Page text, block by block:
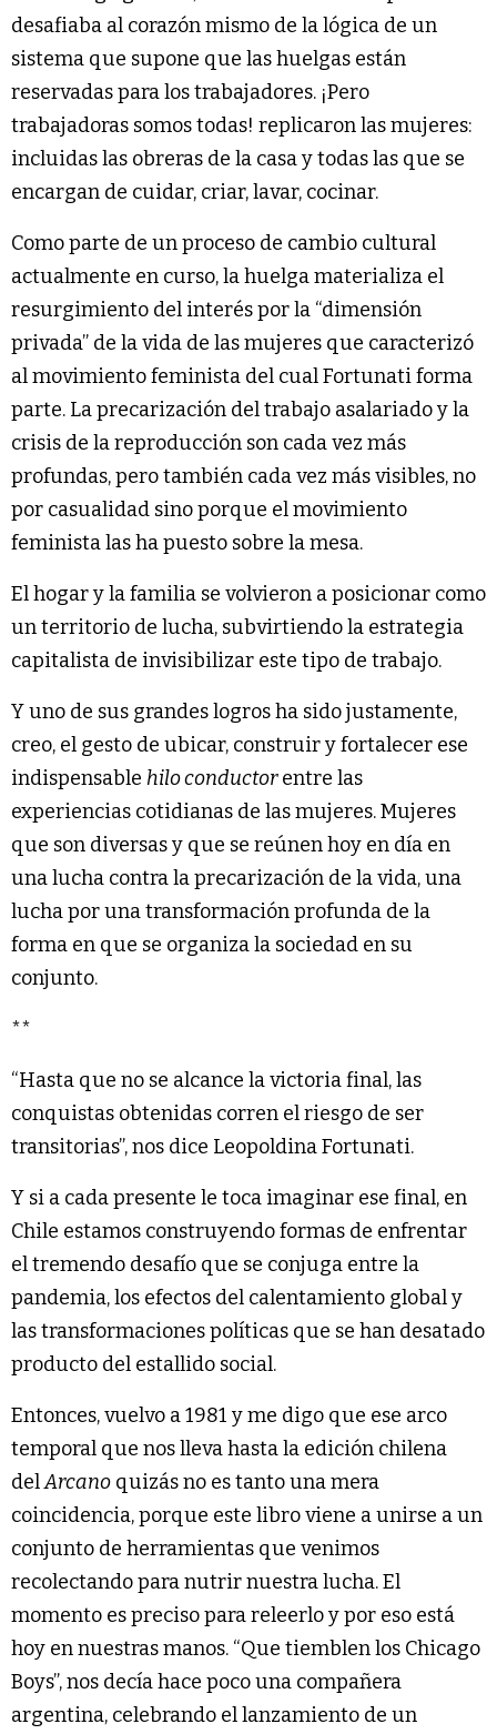
desafiaba al corazón mismo de la lógica de un
sistema que supone que las huelgas están
reservadas para los trabajadores. ¡Pero
trabajadoras somos todas! replicaron las mujeres:
incluidas las obreras de la casa y todas las que se
encargan de cuidar, criar, lavar, cocinar.
Como parte de un proceso de cambio cultural
actualmente en curso, la huelga materializa el
resurgimiento del interés por la “dimensión
privada” de la vida de las mujeres que caracterizó
al movimiento feminista del cual Fortunati forma
parte. La precarización del trabajo asalariado y la
crisis de la reproducción son cada vez más
profundas, pero también cada vez más visibles, no
por casualidad sino porque el movimiento
feminista las ha puesto sobre la mesa.
El hogar y la familia se volvieron a posicionar como
un territorio de lucha, subvirtiendo la estrategia
capitalista de invisibilizar este tipo de trabajo.
Y uno de sus grandes logros ha sido justamente,
creo, el gesto de ubicar, construir y fortalecer ese
indispensable hilo conductorentre las
experiencias cotidianas de las mujeres. Mujeres
que son diversas y que se reúnen hoy en día en
una lucha contra la precarización de la vida, una
lucha por una transformación profunda de la
forma en que se organiza la sociedad en su
conjunto.
**
“Hasta que no se alcance la victoria final, las
conquistas obtenidas corren el riesgo de ser
transitorias”, nos dice Leopoldina Fortunati.
Y si a cada presente le toca imaginar ese final, en
Chile estamos construyendo formas de enfrentar
el tremendo desafío que se conjuga entre la
pandemia, los efectos del calentamiento global y
las transformaciones políticas que se han desatado
producto del estallido social.
Entonces, vuelvo a 1981 y me digo que ese arco
temporal que nos lleva hasta la edición chilena
delArcano quizás no es tanto una mera
coincidencia, porque este libro viene a unirse a un
conjunto de herramientas que venimos
recolectando para nutrir nuestra lucha. El
momento es preciso para releerlo y por eso está
hoy en nuestras manos. “Que tiemblen los Chicago
Boys”, nos decía hace poco una compañera
argentina, celebrando el lanzamiento de un